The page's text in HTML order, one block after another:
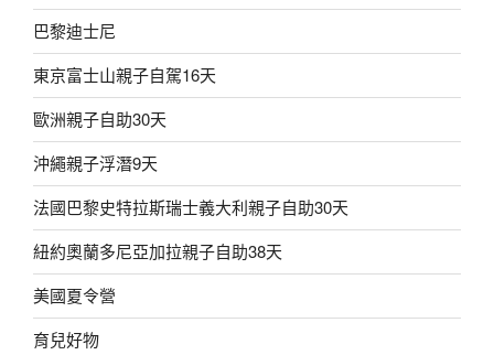
巴黎迪士尼
東京富士山親子自駕16天
歐洲親子自助30天
沖繩親子浮潛9天
法國巴黎史特拉斯瑞士義大利親子自助30天
紐約奧蘭多尼亞加拉親子自助38天
美國夏令營
育兒好物